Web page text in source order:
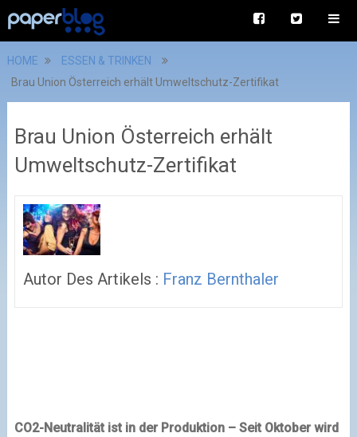
HOME
ESSEN & TRINKEN
Brau Union Österreich erhält Umweltschutz-Zertifikat
Brau Union Österreich erhält
Umweltschutz-Zertifikat
Autor Des Artikels : Franz Bernthaler
CO2-Neutralität ist in der Produktion – Seit Oktober wird